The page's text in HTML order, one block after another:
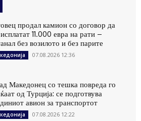
продал камион со договор да
11.000 евра на рати –
без возилото и без парите
07.08.2026 12:36
Македонец со тешка повреда го
од Турција: се подготвува
авион за транспортот
07.08.2026 12:22